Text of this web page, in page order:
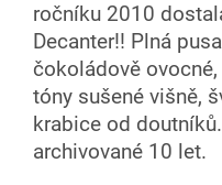
ročníku 2010
Decanter!! Plná
čokoládově
tóny sušené višně,
krabice od
archivované 10 let.